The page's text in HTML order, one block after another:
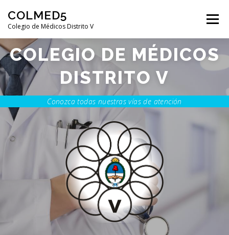
COLMED5
Colegio de Médicos Distrito V
Menú
COLEGIO DE MÉDICOS
DISTRITO V
Conozca todas nuestras vías de atención